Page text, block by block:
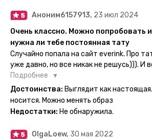
Аноним6157913, 23 июл 2024
Очень классно. Можно попробовать
нужна ли тебе постоянная тату
Случайно попала на сайт everink. Про
уже давно, но все никак не решусь))). И
великолепный каталог everink. Тату на
Заказала и не пожалела. Супер.
Посмотрю как булет ы носке.
Подробнее
Достоинства: Выглядит как
носится. Можно менять образ
Недостатки: Не обнаружила.
OlgaLoew, 30 мая 2022